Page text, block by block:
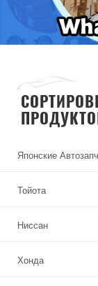
Японские
Тойота
Ниссан
Хонда